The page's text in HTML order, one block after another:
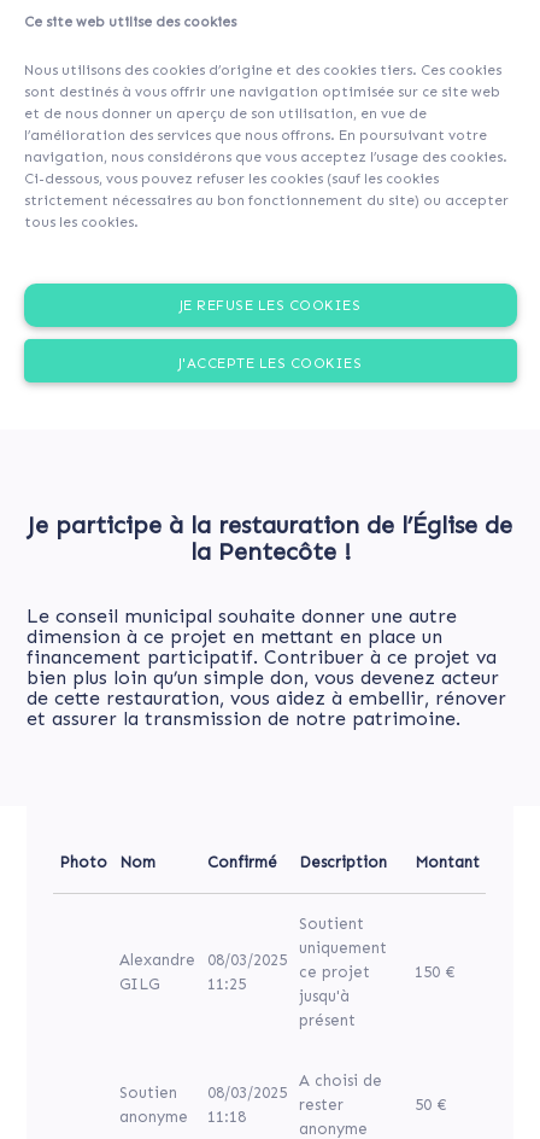
Ce site web utilise des cookies
Nous utilisons des cookies d’origine et des cookies tiers. Ces cookies
sont destinés à vous offrir une navigation optimisée sur ce site web
et de nous donner un aperçu de son utilisation, en vue de
l’amélioration des services que nous offrons. En poursuivant votre
navigation, nous considérons que vous acceptez l’usage des cookies.
Ci-dessous, vous pouvez refuser les cookies (sauf les cookies
strictement nécessaires au bon fonctionnement du site) ou accepter
tous les cookies.
JE REFUSE LES COOKIES
J'ACCEPTE LES COOKIES
Je participe à la restauration de l’Église de
la Pentecôte !
Le conseil municipal souhaite donner une autre
dimension à ce projet en mettant en place un
financement participatif. Contribuer à ce projet va
bien plus loin qu’un simple don, vous devenez acteur
de cette restauration, vous aidez à embellir, rénover
et assurer la transmission de notre patrimoine.
Photo Nom Confirmé Description Montant
Alexandre
GILG
08/03/2025
11:25
Soutient
uniquement
ce projet
jusqu'à
présent
150 €
Soutien
anonyme
08/03/2025
11:18
A choisi de
rester
anonyme
50 €